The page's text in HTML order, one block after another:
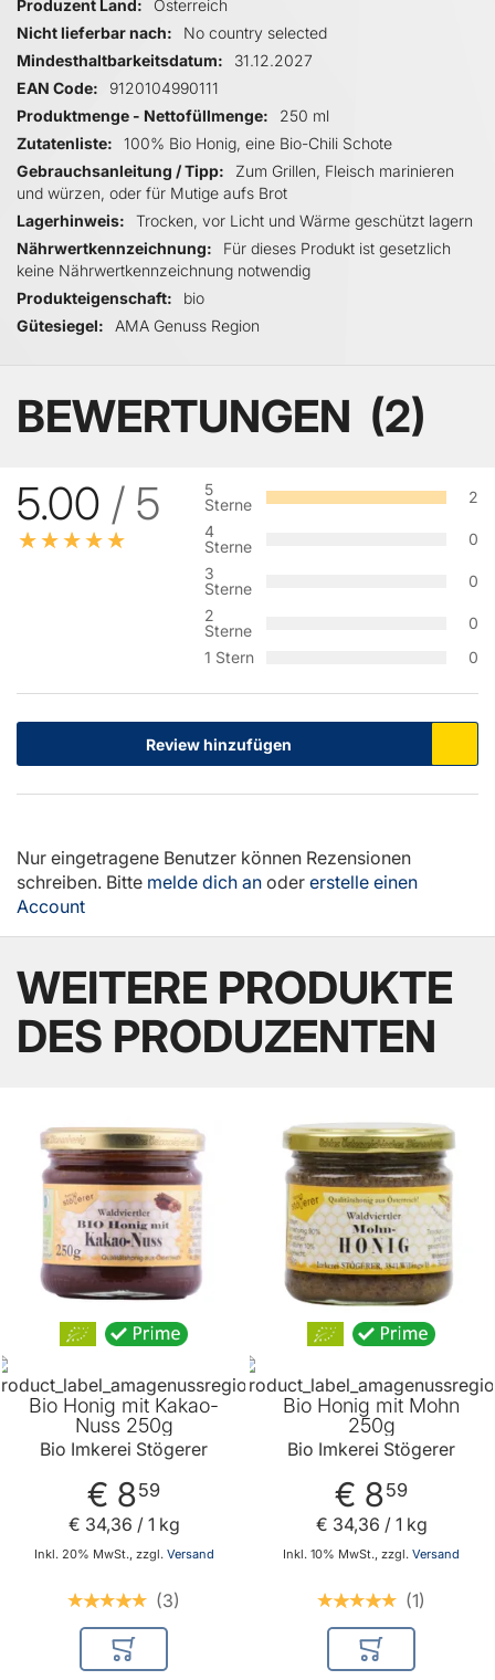
Produzent Land
Österreich
Nicht lieferbar nach
No country selected
Mindesthaltbarkeitsdatum
31.12.2027
EAN Code
9120104990111
Produktmenge - Nettofüllmenge
250 ml
Zutatenliste
100% Bio Honig, eine Bio-Chili Schote
Gebrauchsanleitung / Tipp
Zum Grillen, Fleisch marinieren
und würzen, oder für Mutige aufs Brot
Lagerhinweis
Trocken, vor Licht und Wärme geschützt lagern
Nährwertkennzeichnung
Für dieses Produkt ist gesetzlich
keine Nährwertkennzeichnung notwendig
Produkteigenschaft
bio
Gütesiegel
AMA Genuss Region
BEWERTUNGEN
2
5.00 / 5
5
Sterne
2
4
Sterne
0
3
Sterne
0
2
Sterne
0
1 Stern
0
Review hinzufügen
Nur eingetragene Benutzer können Rezensionen
schreiben. Bitte melde dich an oder erstelle einen
Account
WEITERE PRODUKTE
DES PRODUZENTEN
Bio Honig mit Kakao-
Nuss 250g
Bio Imkerei Stögerer
€ 859
Inkl. 20% MwSt., zzgl. Versand
€ 34,36 / 1 kg
3
In den Warenkorb
Bio Honig mit Mohn
250g
Bio Imkerei Stögerer
€ 859
Inkl. 10% MwSt., zzgl. Versand
€ 34,36 / 1 kg
1
In den